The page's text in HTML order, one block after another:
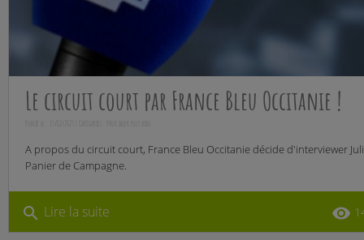
Le circuit court par France Bleu Occitanie !
Publié le : 15/02/2023 | Catégories :
A propos du circuit court, France Bleu Occitanie décide d'interviewer
Panier de Campagne.
search Lire la suite remove_red_eye